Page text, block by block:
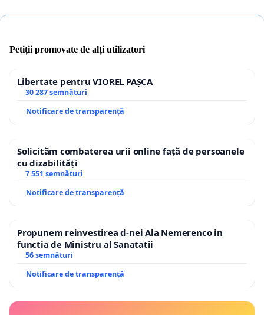
Petiții promovate de alți utilizatori
Libertate pentru VIOREL PAȘCA
30 287 semnături
Notificare de transparență
Solicităm combaterea urii online față de persoanele
cu dizabilități
7 551 semnături
Notificare de transparență
Propunem reinvestirea d-nei Ala Nemerenco in
functia de Ministru al Sanatatii
56 semnături
Notificare de transparență